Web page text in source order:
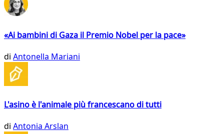
«Ai bambini di Gaza il Premio Nobel per la pace»
di Antonella Mariani
L'asino è l'animale più francescano di tutti
di Antonia Arslan